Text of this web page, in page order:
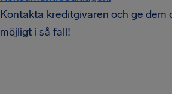
Kontakta kreditgivaren och ge dem
möjligt i så fall!